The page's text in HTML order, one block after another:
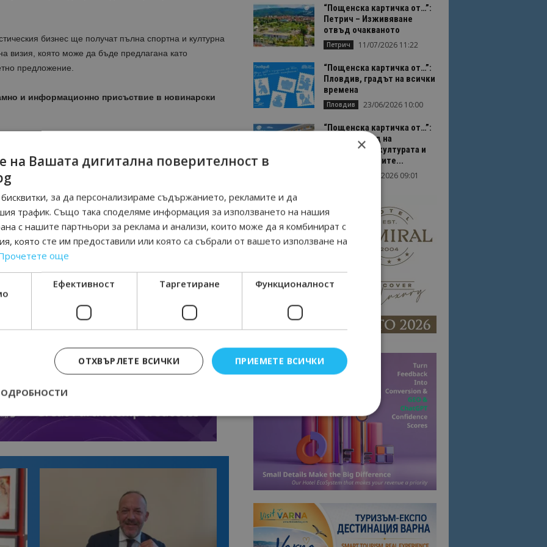
бизнес ще получат пълна спортна и културна
визия, която може да бъде предлагана като
предложение.
и информационно присъствие в новинарски
НА АВИОКОМПАНИИ, ТУРОПЕРАТОРИ И
КАНАЛА НА BGTOURISM.BG -
в Google News Showcase
“Пощенска картичка от…”:
Петрич – Изживяване
отвъд очакваното
Петрич 11/07/2026 11:22
“Пощенска картичка от…”:
Пловдив, градът на всички
времена
Пловдив 23/06/2026 10:00
“Пощенска картичка от…”:
Перник – град на
традициите, културата и
вдъхновяващите...
17/06/2026 09:01
×
на Вашата дигитална поверителност в
за да персонализираме съдържанието, рекламите и да
трафик. Също така споделяме информация за използването на нашия
с нашите партньори за реклама и анализи, които може да я комбинират с
която сте им предоставили или която са събрали от вашето използване на
още
Ефективност Таргетиране Функционалност
ПРИЕМЕТЕ ВСИЧКИ
ОТХВЪРЛЕТЕ ВСИЧКИ
Строго необходимо Ефективност Таргетиране Функционалност
бисквитки позволяват основната функционалност на уебсайта, като потребителско влизане и
Уебсайтът не може да се използва правилно без строго необходими бисквитки.
Валиден
до
Описание
7 дни
Тази бисквитка се използва, за да запомните съгласието
на потребителя за използването на бисквитки на сайта.